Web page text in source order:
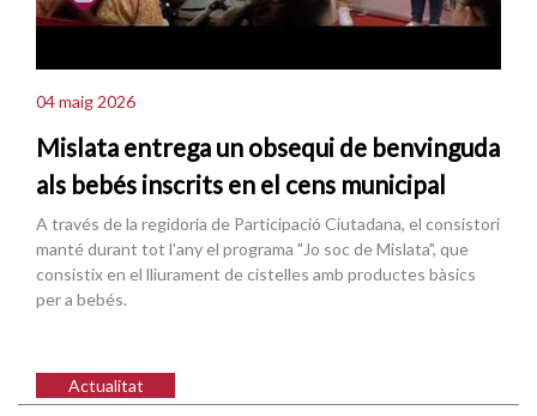
04 maig 2026
Mislata entrega un obsequi de benvinguda
als bebés inscrits en el cens municipal
A través de la regidoria de Participació Ciutadana, el consistori
manté durant tot l'any el programa "Jo soc de Mislata", que
consistix en el lliurament de cistelles amb productes bàsics
per a bebés.
Actualitat